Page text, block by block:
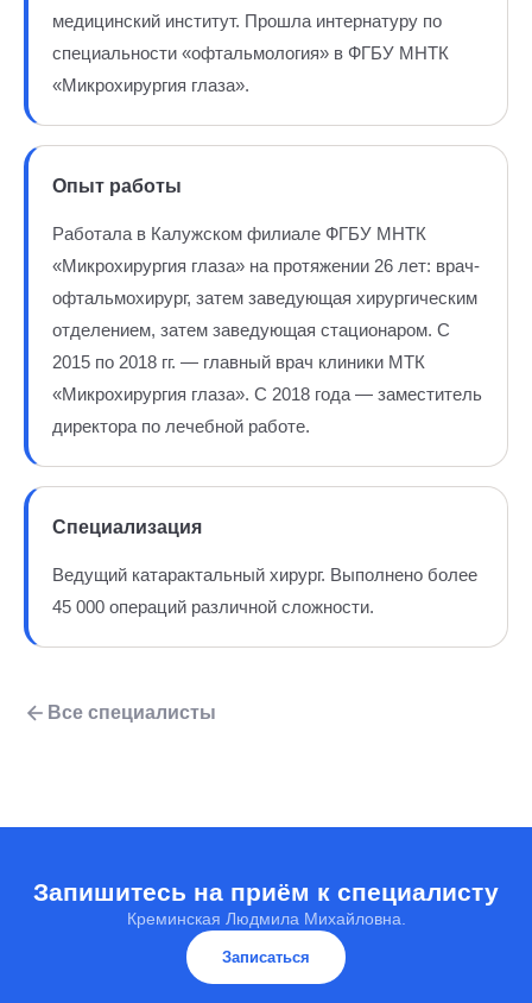
медицинский институт. Прошла интернатуру по
специальности «офтальмология» в ФГБУ МНТК
«Микрохирургия глаза».
Опыт работы
Работала в Калужском филиале ФГБУ МНТК
«Микрохирургия глаза» на протяжении 26 лет: врач-
офтальмохирург, затем заведующая хирургическим
отделением, затем заведующая стационаром. С
2015 по 2018 гг. — главный врач клиники МТК
«Микрохирургия глаза». С 2018 года — заместитель
директора по лечебной работе.
Специализация
Ведущий катарактальный хирург. Выполнено более
45 000 операций различной сложности.
Все специалисты
Запишитесь на приём к специалисту
Креминская Людмила Михайловна.
Записаться